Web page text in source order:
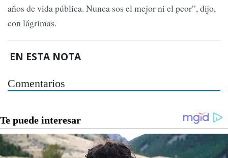
años de vida pública. Nunca sos el mejor ni el peor”, dijo,
con lágrimas.
EN ESTA NOTA
Comentarios